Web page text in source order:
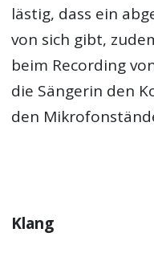
lästig, dass ein
von sich gibt,
beim Recording
die Sängerin den
den
Klang